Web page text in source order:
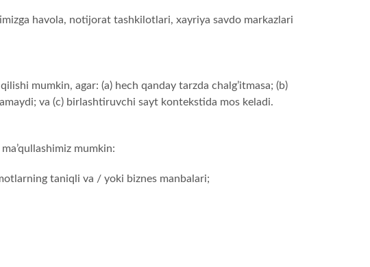
havola, notijorat tashkilotlari, xayriya savdo markazlari
mumkin, agar: (a) hech qanday tarzda chalg’itmasa; (b)
va (c) birlashtiruvchi sayt kontekstida mos keladi.
mumkin:
taniqli va / yoki biznes manbalari;